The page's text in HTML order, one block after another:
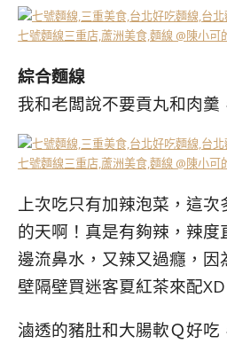
綜合麵線
我和老闆說不要貢丸和肉羹
上次吃只有加辣泡菜，這
的天啊！真是有夠辣，辣
邊流鼻水，又辣又過癮，因
壁隔壁買迷客夏紅茶來配XD
滷透的豬肚和大腸軟Ｑ好吃